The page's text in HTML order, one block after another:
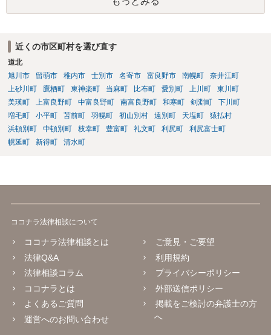
近くの市区町村を選び直す
道北
旭川市
留萌市 稚内市 士別市 名寄市 富良野市 南幌町
奈井江町
上砂川町
鷹栖町 東神楽町 当麻町 比布町 愛別町 上川町
東川町
美瑛町
上富良野町 中富良野町 南富良野町 和寒町 剣淵町
下川町
増毛町
小平町 苫前町 羽幌町 初山別村 遠別町 天塩町
猿払村
浜頓別町
中頓別町 枝幸町 豊富町 礼文町 利尻町
利尻富士町
幌延町
新得町 清水町
ココナラ法律相談について
ココナラ法律相談とは
法律Q&A
法律相談コラム
ココナラとは
よくあるご質問
運営へのお問い合わせ
ご意見・ご要望
利用規約
プライバシーポリシー
外部送信ポリシー
掲載をご検討の弁護士の方
へ